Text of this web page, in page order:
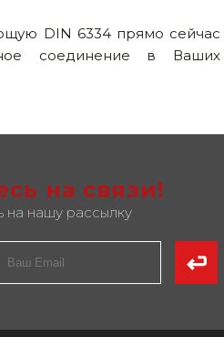
DIN 6334 прямо сейчас
соединение в Ваших
на связи!
на нашу рассылку